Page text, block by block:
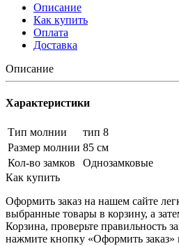
Описание
Как купить
Оплата
Доставка
Описание
Характеристики
Тип молнии
тип 8
Размер молнии 85 см
Кол-во замков
Однозамковые
Как купить
Оформить заказ на нашем сайте
выбранные товары в корзину, а
Корзина, проверьте правильность
нажмите кнопку «Оформить заказ»